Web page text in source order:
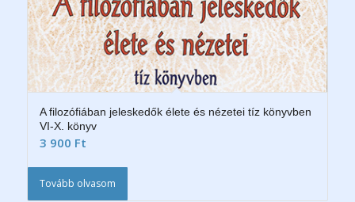
A filozófiában jeleskedők élete és nézetei tíz könyvben
VI-X. könyv
3 900 Ft
Tovább olvasom